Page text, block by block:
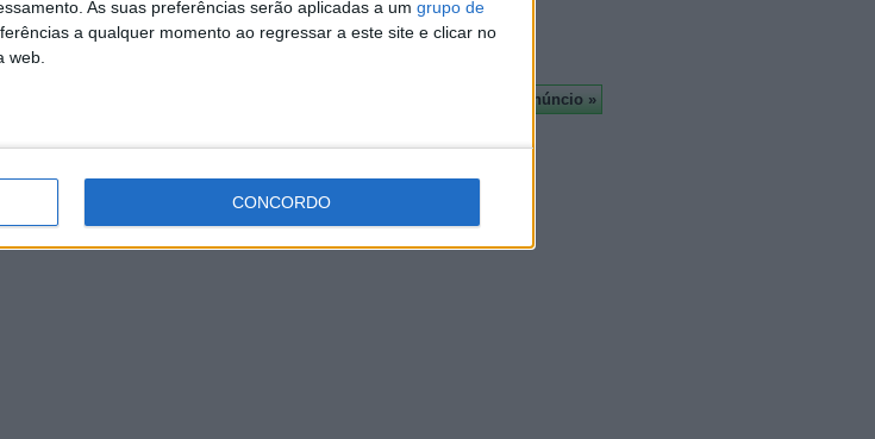
As suas preferências serão aplicadas a um grupo de
a qualquer momento ao regressar a este site e clicar no
web.
CONCORDO
Mais